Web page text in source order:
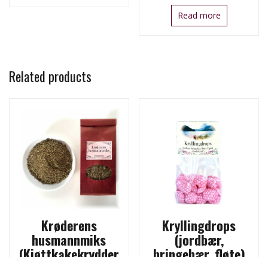
Read more
Related products
Krøderens
husmannmiks
Kryllingdrops
(jordbær,